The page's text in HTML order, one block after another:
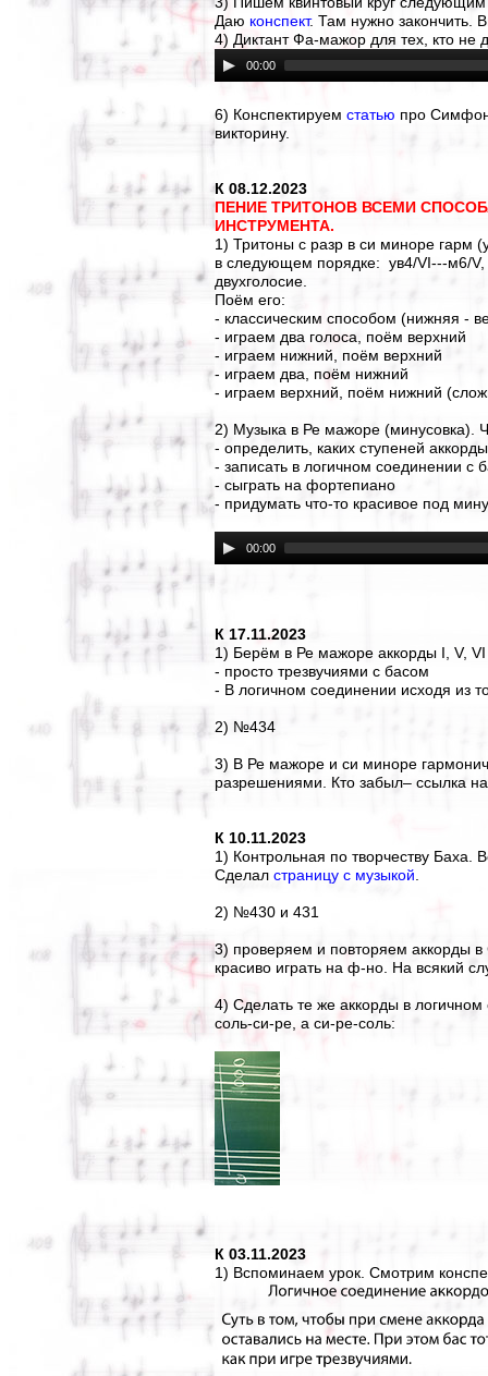
Даю конспект. Там нужно закончить.
4) Диктант Фа-мажор для тех, кто не
00:00
6) Конспектируем статью про
викторину.
К 08.12.2023
ПЕНИЕ ТРИТОНОВ ВСЕМИ
ИНСТРУМЕНТА.
1) Тритоны с разр в си миноре гарм
в следующем порядке: ув4/VI---м6/
двухголосие.
Поём его:
- классическим способом (нижняя -
- играем два голоса, поём верхний
- играем нижний, поём верхний
- играем два, поём нижний
- играем верхний, поём нижний
2) Музыка в Ре мажоре (минусовка).
- определить, каких ступеней аккорды
- записать в логичном соединении с
- сыграть на фортепиано
- придумать что-то красивое под
00:00
К 17.11.2023
1) Берём в Ре мажоре аккорды I, V,
- просто трезвучиями с басом
- В логичном соединении исходя из
2) №434
3) В Ре мажоре и си миноре
разрешениями. Кто забыл– ссылка
К 10.11.2023
1) Контрольная по творчеству
Сделал страницу с музыкой
2) №430 и 431
3) проверяем и повторяем аккорды
красиво играть на ф-но. На всякий
4) Сделать те же аккорды в
соль-си-ре, а си-ре-соль:
К 03.11.2023
1) Вспоминаем урок. Смотрим